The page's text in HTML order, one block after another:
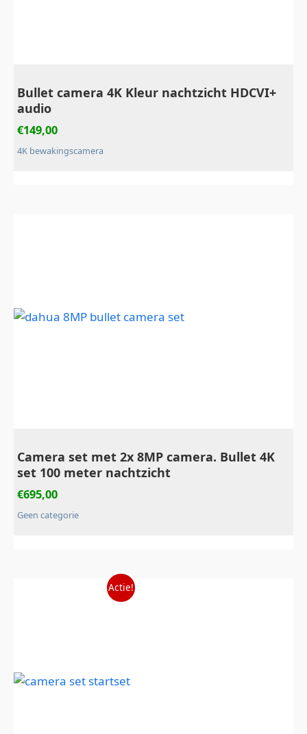
Bullet camera 4K Kleur nachtzicht HDCVI+
audio
€149,00
4K bewakingscamera
Camera set met 2x 8MP camera. Bullet 4K
set 100 meter nachtzicht
€695,00
Geen categorie
Actie!
Oorspronkelijke
Huidige
prijs